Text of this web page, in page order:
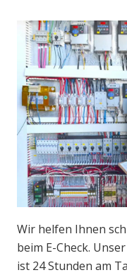
Wir helfen Ihnen
beim E-Check.
ist 24 Stunden am Tag an 365 Tagen im Jahr zu für